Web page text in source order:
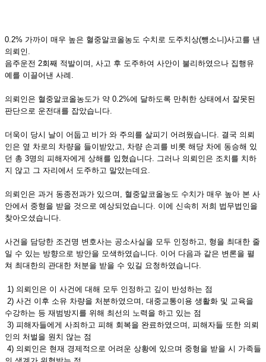
0.2% 가까이 매우 높은 혈중알코올농도 수치로 도주치상(뺑소니)사고를 낸
의뢰인.
음주운전 2회째 적발이며, 사고 후 도주하여 사안이 불리하였으나 집행유
예를 이끌어낸 사례.
의뢰인은 혈중알코올농도가 약 0.2%에 달하도록 만취한 상태에서 잘못된
판단으로 운전대를 잡았습니다.
더욱이 당시 날이 어둡고 비가 와 주의를 살피기 어려웠습니다. 결국 의뢰
인은 옆 차로의 차량을 들이받았고, 차량 손괴를 비롯 해당 차에 동승해 있
던 총 3명의 피해자에게 상해를 입혔습니다. 그러나 의뢰인은 조치를 치하
지 않고 그 자리에서 도주하고 말았는데요.
의뢰인은 과거 동종전과가 있으며, 혈중알코올농도 수치가 매우 높아 본 사
안에서 중형을 받을 것으로 예상되었습니다. 이에 신속히 저희 법무법인을
찾아오셨습니다.
사건을 담당한 조건명 변호사는 공소사실을 모두 인정하고, 형을 최대한 줄
일 수 있는 방향으로 방안을 모색하였습니다. 이어 다음과 같은 변론을 펼
쳐 최대한의 관대한 처분을 받을 수 있길 요청하였습니다.
1) 의뢰인은 이 사건에 대해 모두 인정하고 깊이 반성하는 점
2) 사건 이후 소유 차량을 처분하였으며, 대중교통이용 생활화 및 교육을
수강하는 등 재범방지를 위해 최선의 노력을 하고 있는 점
3) 피해자들에게 사죄하고 피해 회복을 완료하였으며, 피해자들 또한 의뢰
인의 처벌을 원치 않는 점
4) 의뢰인은 현재 경제적으로 어려운 상황에 있으며 중형을 받을 시 가족들